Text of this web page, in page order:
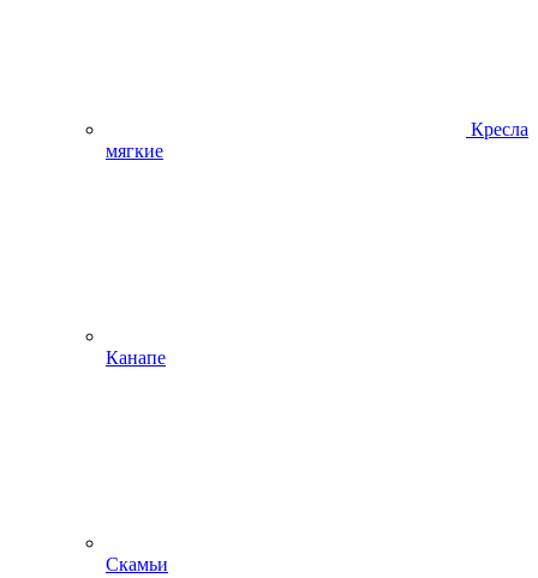
Кресла
мягкие
Канапе
Скамьи